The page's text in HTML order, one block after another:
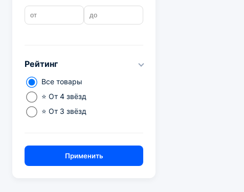
Рейтинг
Все товары
⭐ От 4 звёзд
⭐ От 3 звёзд
Применить